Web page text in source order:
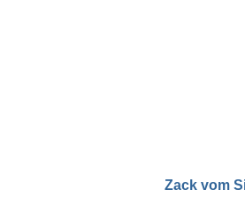
Zack vom